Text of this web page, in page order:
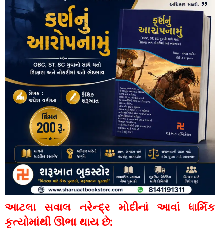
આટલા સવાલ નરેન્દ્ર મોદીનાં આવાં ધાર્મિક
કૃત્યોમાંથી ઊભા થાય છે: